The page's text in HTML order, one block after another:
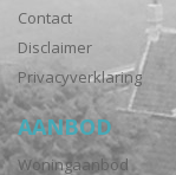
Contact
Disclaimer
Privacyverklaring
AANBOD
Woningaanbod